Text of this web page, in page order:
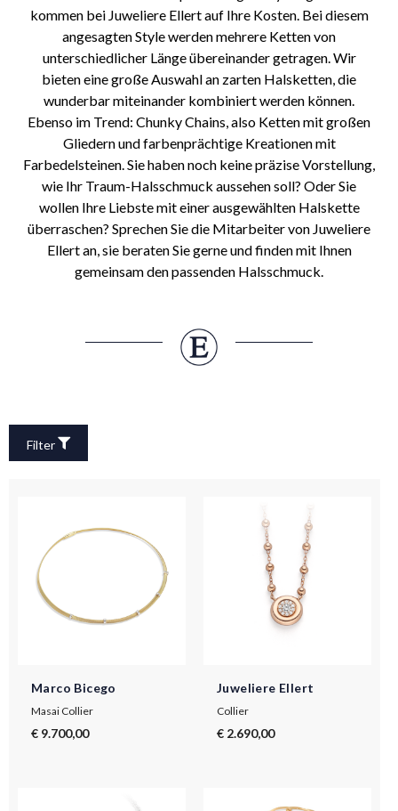
kommen bei Juweliere Ellert auf Ihre Kosten. Bei diesem
angesagten Style werden mehrere Ketten von
unterschiedlicher Länge übereinander getragen. Wir
bieten eine große Auswahl an zarten Halsketten, die
wunderbar miteinander kombiniert werden können.
Ebenso im Trend: Chunky Chains, also Ketten mit großen
Gliedern und farbenprächtige Kreationen mit
Farbedelsteinen. Sie haben noch keine präzise Vorstellung,
wie Ihr Traum-Halsschmuck aussehen soll? Oder Sie
wollen Ihre Liebste mit einer ausgewählten Halskette
überraschen? Sprechen Sie die Mitarbeiter von Juweliere
Ellert an, sie beraten Sie gerne und finden mit Ihnen
gemeinsam den passenden Halsschmuck.
Filter
Marco Bicego
Masai Collier
€ 9.700,00
Juweliere Ellert
Collier
€ 2.690,00